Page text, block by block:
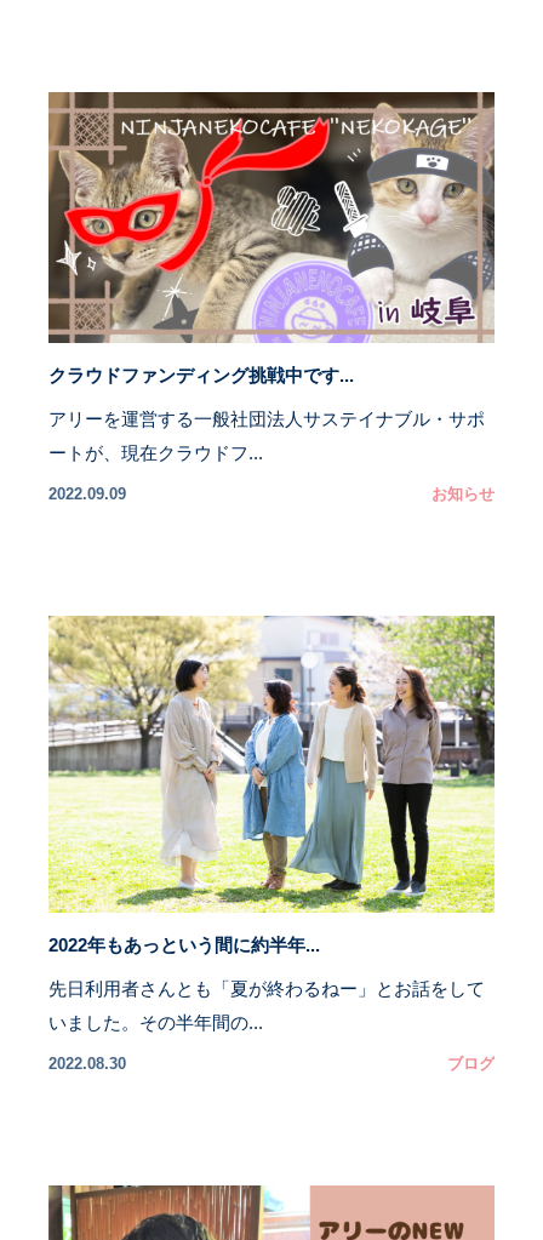
クラウドファンディング挑戦中です...
アリーを運営する一般社団法人サステイナブル・サポ
ートが、現在クラウドフ...
2022.09.09 お知らせ
2022年もあっという間に約半年...
先日利用者さんとも「夏が終わるねー」とお話をして
いました。その半年間の...
2022.08.30 ブログ